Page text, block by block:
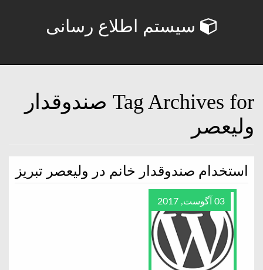
سیستم اطلاع رسانی
Tag Archives for صندوقدار
ولیعصر
استخدام صندوقدار خانم در ولیعصر تبریز
03 آگوست, 2017